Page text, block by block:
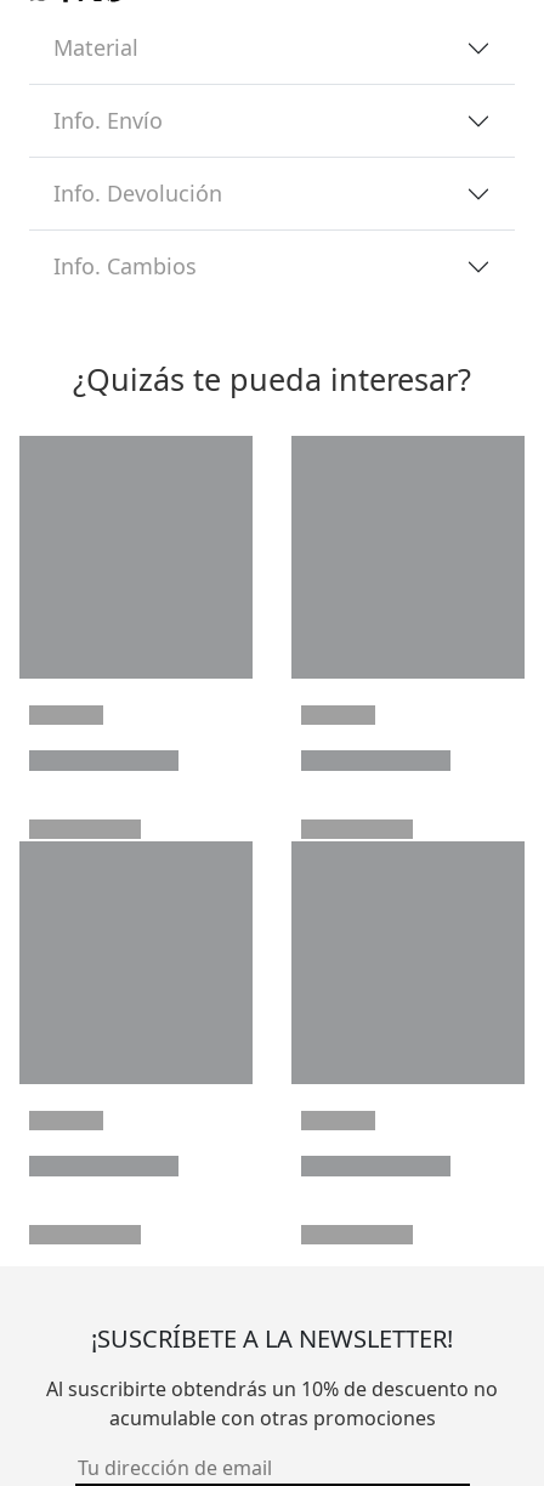
Material
Info. Envío
Info. Devolución
Info. Cambios
¿Quizás te pueda interesar?
¡SUSCRÍBETE A LA NEWSLETTER!
Al suscribirte obtendrás un 10% de descuento no
acumulable con otras promociones